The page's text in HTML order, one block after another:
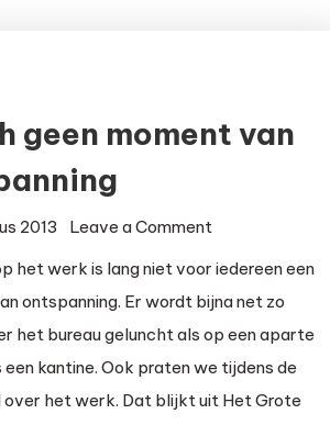
geen moment van
2013 Leave a Comment
moment
van
ontspanning
het werk is lang niet voor iedereen een
ontspanning. Er wordt bijna net zo
het bureau geluncht als op een aparte
kantine. Ook praten we tijdens de
over het werk. Dat blijkt uit Het Grote